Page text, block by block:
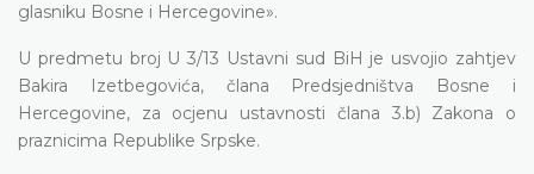
glasniku Bosne i Hercegovine».
U predmetu broj U 3/13 Ustavni sud BiH je usvojio zahtjev
Bakira Izetbegovića, člana Predsjedništva Bosne i
Hercegovine,
za ocjenu ustavnosti člana 3.b)
Zakona o
praznicima Republike Srpske.